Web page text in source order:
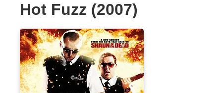
Hot Fuzz (2007)